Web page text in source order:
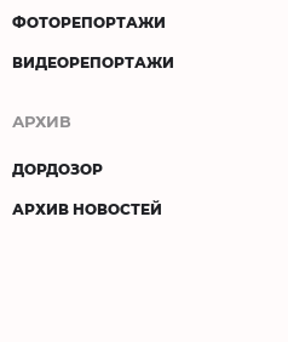
ФОТОРЕПОРТАЖИ
ВИДЕОРЕПОРТАЖИ
АРХИВ
ДОРДОЗОР
АРХИВ НОВОСТЕЙ